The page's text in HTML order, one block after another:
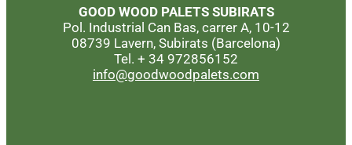
GOOD WOOD PALETS SUBIRATS
Pol. Industrial Can Bas, carrer A, 10-12
08739 Lavern, Subirats (Barcelona)
Tel. + 34 972856152
info@goodwoodpalets.com